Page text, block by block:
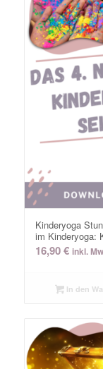
Kinderyoga
im Kinderyoga:
16,90€ inkl.
In den